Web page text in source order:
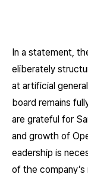
In a statement,
eliberately
at artificial
board remains
are grateful for
and growth of
eadership is
of the